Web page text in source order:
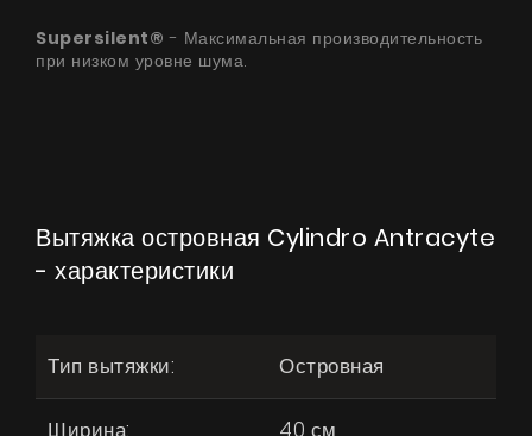
Supersilent® - Максимальная производительность
при низком уровне шума.
Вытяжка островная Cylindro Antracyte
- характеристики
Тип вытяжки: Островная